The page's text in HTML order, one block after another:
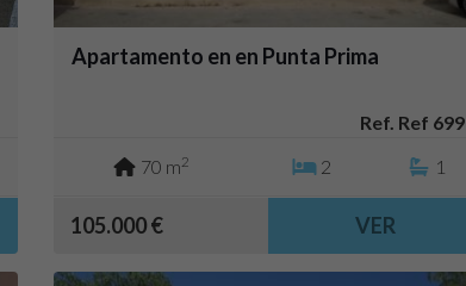
Apartamento en en Punta Prima
Ref. Ref 699
70 m2 2 1
105.000 € VER